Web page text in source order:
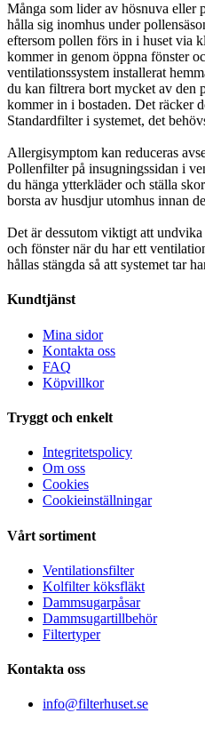
Många som lider av hösnuva eller
hålla sig inomhus under
eftersom pollen förs in i huset via
kommer in genom öppna fönster
ventilationssystem installerat
du kan filtrera bort mycket av den
kommer in i bostaden. Det räcker
Standardfilter i systemet, det
Allergisymptom kan reduceras
Pollenfilter på insugningssidan i
du hänga ytterkläder och ställa
borsta av husdjur utomhus innan
Det är dessutom viktigt att
och fönster när du har ett
hållas stängda så att systemet tar
Kundtjänst
Mina sidor
Kontakta oss
FAQ
Köpvillkor
Tryggt och enkelt
Integritetspolicy
Om oss
Cookies
Cookieinställningar
Vårt sortiment
Ventilationsfilter
Kolfilter köksfläkt
Dammsugarpåsar
Dammsugartillbehör
Filtertyper
Kontakta oss
info@filterhuset.se